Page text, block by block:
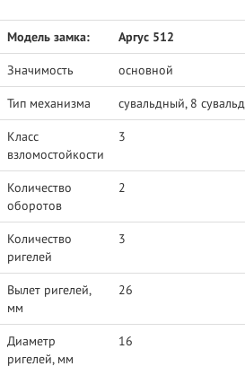
Модель замка: Аргус 512
Значимость основной
Тип механизма сувальдный, 8 сувальд
Класс
взломостойкости
3
Количество
оборотов
2
Количество
ригелей
3
Вылет ригелей,
мм
26
Диаметр
ригелей, мм
16